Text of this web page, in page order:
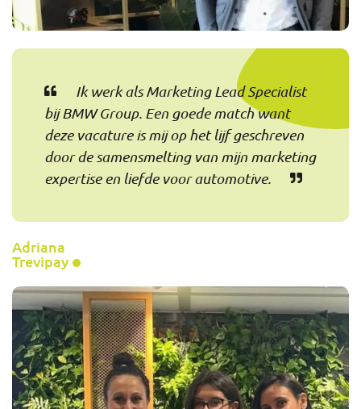
Ik werk als Marketing Lead Specialist
bij BMW Group. Een goede match want
deze vacature is mij op het lijf geschreven
door de samensmelting van mijn marketing
expertise en liefde voor automotive.
Adriana
Trevipay